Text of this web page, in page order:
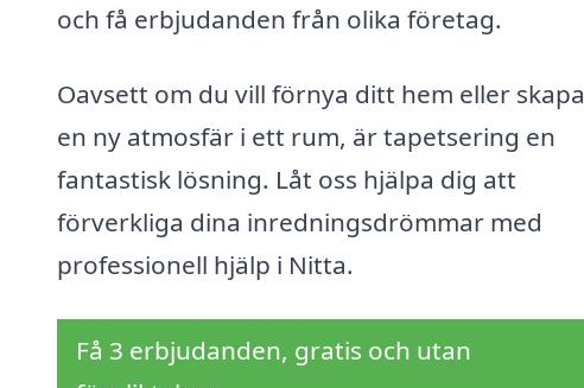
och få erbjudanden från olika företag.
Oavsett om du vill förnya ditt hem eller skapa
en ny atmosfär i ett rum, är tapetsering en
fantastisk lösning. Låt oss hjälpa dig att
förverkliga dina inredningsdrömmar med
professionell hjälp i Nitta.
Få 3 erbjudanden, gratis och utan